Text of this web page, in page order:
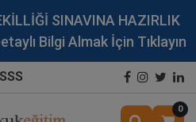
SINAVINA HAZIRLIK
Bilgi Almak İçin Tıklayın
SSS
0